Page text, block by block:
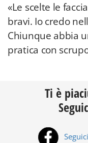
«Le scelte le
bravi. Io credo
Chiunque abbia
pratica con
Ti è